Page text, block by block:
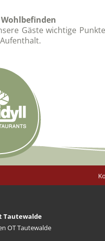
Gäste wichtige
Tautewalde
OT Tautewalde